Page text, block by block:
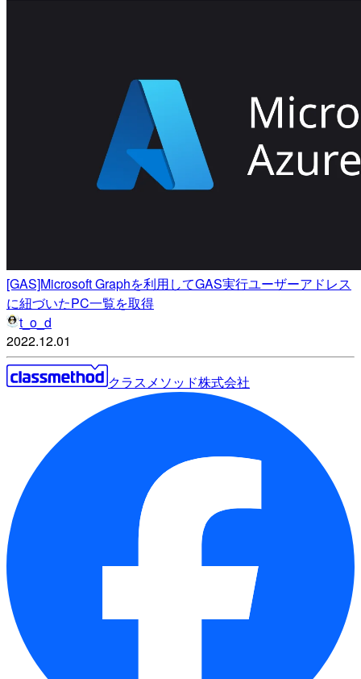
[GAS]Microsoft Graphを利用してGAS実行ユーザーアドレス
に紐づいたPC一覧を取得
t_o_d
2022.12.01
クラスメソッド株式会社